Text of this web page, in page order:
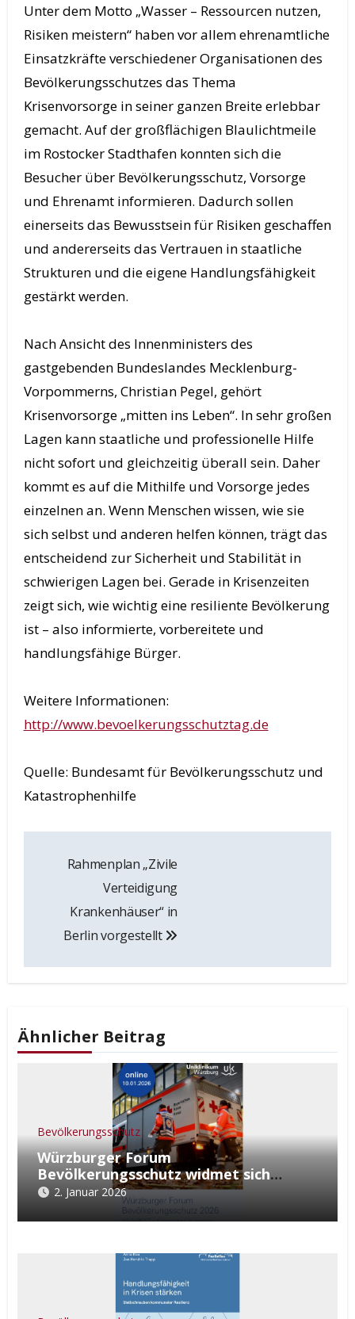
Unter dem Motto „Wasser – Ressourcen nutzen,
Risiken meistern“ haben vor allem ehrenamtliche
Einsatzkräfte verschiedener Organisationen des
Bevölkerungsschutzes das Thema
Krisenvorsorge in seiner ganzen Breite erlebbar
gemacht. Auf der großflächigen Blaulichtmeile
im Rostocker Stadthafen konnten sich die
Besucher über Bevölkerungsschutz, Vorsorge
und Ehrenamt informieren. Dadurch sollen
einerseits das Bewusstsein für Risiken geschaffen
und andererseits das Vertrauen in staatliche
Strukturen und die eigene Handlungsfähigkeit
gestärkt werden.
Nach Ansicht des Innenministers des
gastgebenden Bundeslandes Mecklenburg-
Vorpommerns, Christian Pegel, gehört
Krisenvorsorge „mitten ins Leben“. In sehr großen
Lagen kann staatliche und professionelle Hilfe
nicht sofort und gleichzeitig überall sein. Daher
kommt es auf die Mithilfe und Vorsorge jedes
einzelnen an. Wenn Menschen wissen, wie sie
sich selbst und anderen helfen können, trägt das
entscheidend zur Sicherheit und Stabilität in
schwierigen Lagen bei. Gerade in Krisenzeiten
zeigt sich, wie wichtig eine resiliente Bevölkerung
ist – also informierte, vorbereitete und
handlungsfähige Bürger.
Weitere Informationen:
http://www.bevoelkerungsschutztag.de
Quelle: Bundesamt für Bevölkerungsschutz und
Katastrophenhilfe
Navigation
Rahmenplan „Zivile
Verteidigung
Krankenhäuser“ in
Berlin vorgestellt
Ähnlicher Beitrag
Bevölkerungsschutz
Würzburger Forum
Bevölkerungsschutz widmet sich
MANV-Lagen in Kliniken
2. Januar 2026